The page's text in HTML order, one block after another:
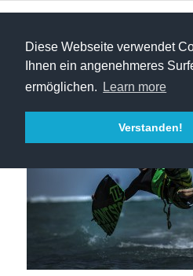
Diese Webseite verwendet
Ihnen ein angenehmeres
ermöglichen.
Learn more
Verstanden!